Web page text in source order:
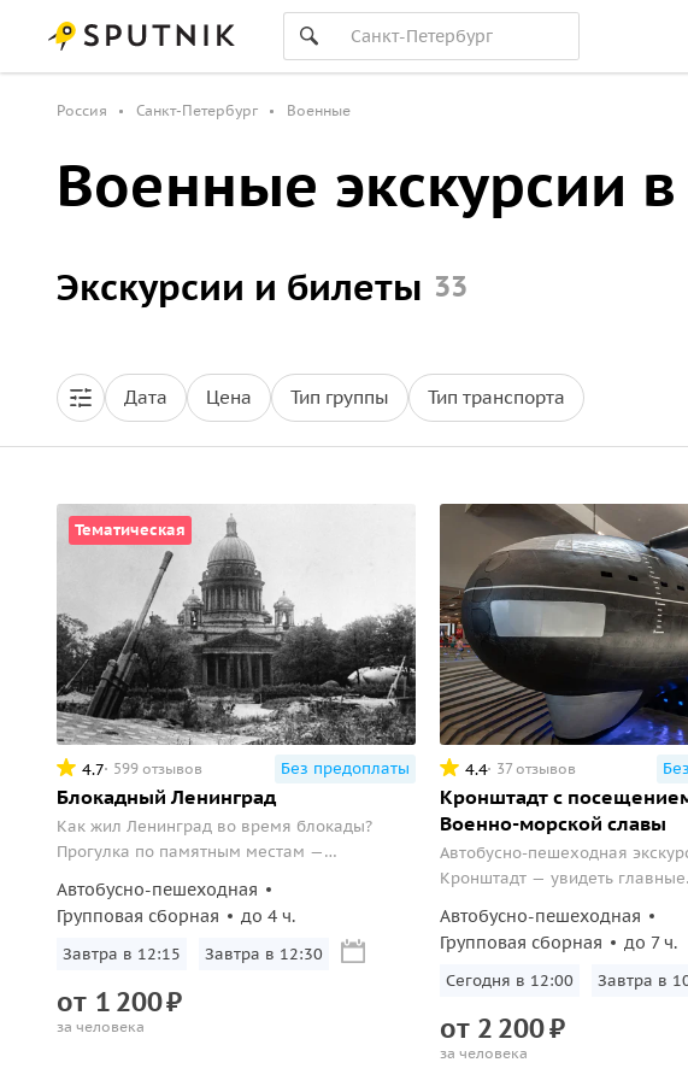
Россия Санкт-Петербург Военные
Военные экскурсии
Экскурсии и билеты 33
Дата Цена Тип группы Тип транспорта
Тематическая
4.7 599 отзывов Без предоплаты
Блокадный Ленинград
Как жил Ленинград во время блокады?
Прогулка по памятным местам —
дом Тани Савичевой.
Автобусно-пешеходная
Групповая сборная
до 4 ч.
Завтра в 12:15 Завтра в 12:30
от 1 200₽
за человека
4.4 37 отзывов
Кронштадт с
Военно-морской славы
Автобусно-пешеходная
Кронштадт — увидеть главные
Музей Военно-морской славы.
Автобусно-пешеходная
Групповая сборная
до 7 ч.
Сегодня в 12:00 Завтра в
от 2 200₽
за человека